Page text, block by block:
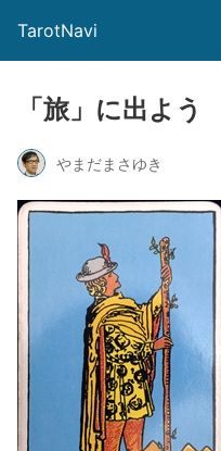
TarotNavi
「旅」に出よう
やまだまさゆき